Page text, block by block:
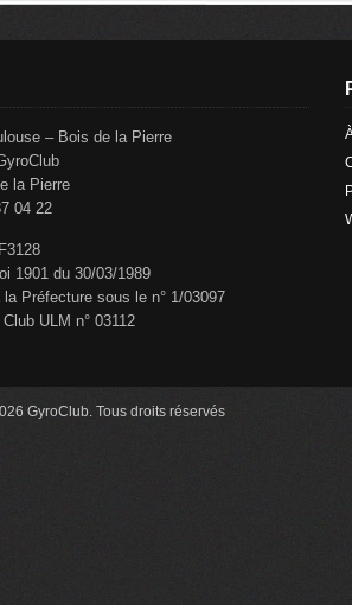
– Bois de la Pierre
la Pierre
04 22
1901 du 30/03/1989
la Préfecture sous le n° 1/03097
ULM n° 03112
GyroClub. Tous droits réservés